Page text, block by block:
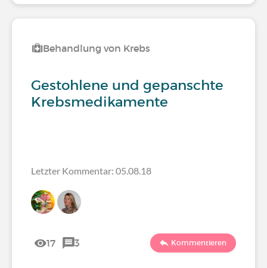
Behandlung von Krebs
Gestohlene und gepanschte
Krebsmedikamente
Letzter Kommentar: 05.08.18
17 3 Kommentieren